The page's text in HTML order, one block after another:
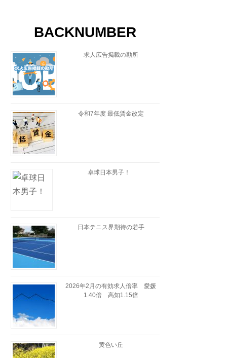
BACKNUMBER
求人広告掲載の勘所
令和7年度 最低賃金改定
卓球日本男子！
日本テニス界期待の若手
2026年2月の有効求人倍率 愛媛
1.40倍 高知1.15倍
黄色い丘